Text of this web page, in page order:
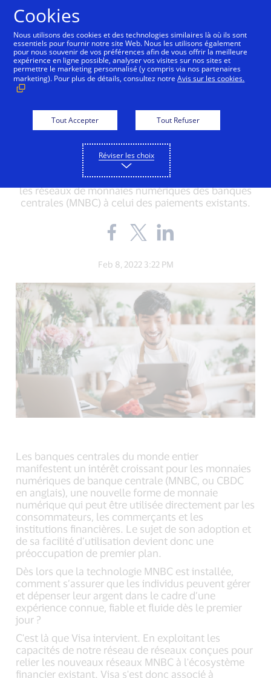
INNOVATION
monnaies numériques de
banques centrales ?
Visa s'est associé à ConsenSys pour aider à relier
les réseaux de monnaies numériques des banques
centrales (MNBC) à celui des paiements existants.
Share
the
on
Facebook
open
new
window).
Share
the
on
Twitter
link,
open
new
window).
open
new
window).
Feb 8, 2022 3:22 PM
Les banques centrales du monde entier
manifestent un intérêt croissant pour les monnaies
numériques de banque centrale (MNBC, ou CBDC
en anglais), une nouvelle forme de monnaie
numérique qui peut être utilisée directement par les
consommateurs, les commerçants et les
institutions financières. Le sujet de son adoption et
de sa facilité d’utilisation devient donc une
préoccupation de premier plan.
Dès lors que la technologie MNBC est installée,
comment s’assurer que les individus peuvent gérer
et dépenser leur argent dans le cadre d’une
expérience connue, fiable et fluide dès le premier
jour ?
C'est là que Visa intervient. En exploitant les
capacités de notre réseau de réseaux conçues pour
relier les nouveaux réseaux MNBC à l'écosystème
financier existant. Visa s'est donc associé à
Cookies
Nous utilisons des cookies et des technologies similaires là où ils sont
essentiels pour fournir notre site Web. Nous les utilisons également
pour nous souvenir de vos préférences afin de vous offrir la meilleure
expérience en ligne possible, analyser vos visites sur nos sites et
permettre le marketing personnalisé (y compris via nos partenaires
marketing). Pour plus de détails, consultez notreAvis sur les cookies.
Tout Accepter Tout Refuser
Réviser les choix